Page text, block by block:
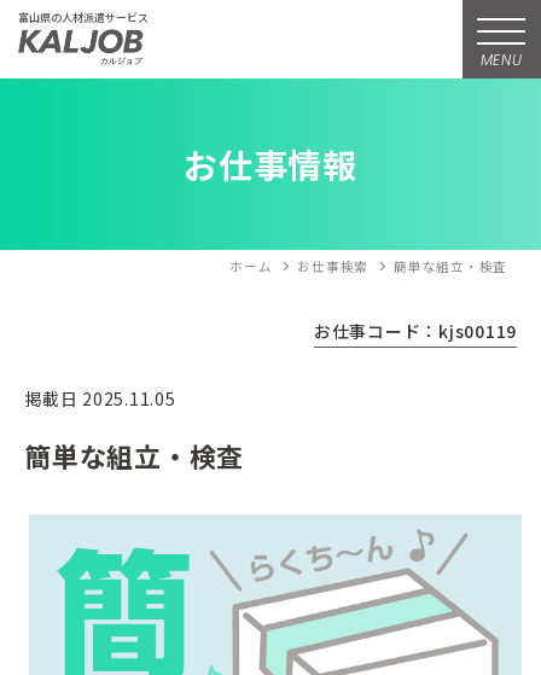
富山県の人材派遣サービス
MENU
お仕事情報
ホーム お仕事検索 簡単な組立・検査
お仕事コード：kjs00119
掲載日 2025.11.05
簡単な組立・検査